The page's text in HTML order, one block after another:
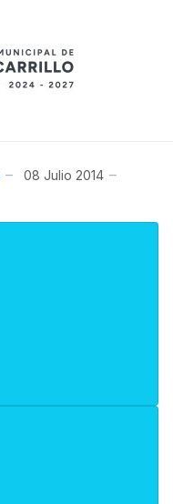
08 Julio 2014